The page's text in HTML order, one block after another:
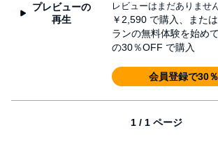
プレビューの
再生
レビューはまだありません
￥2,590 で購入、また
ランの無料体験を始め
の30％OFF で購入
会員登録で30
1 / 1 ページ